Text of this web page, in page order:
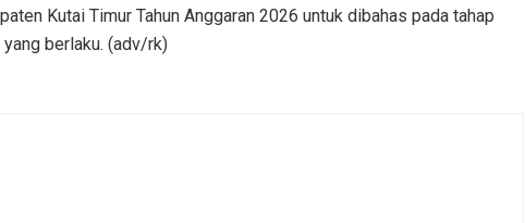
Kutai Timur Tahun Anggaran 2026 untuk dibahas pada tahap
berlaku. (adv/rk)